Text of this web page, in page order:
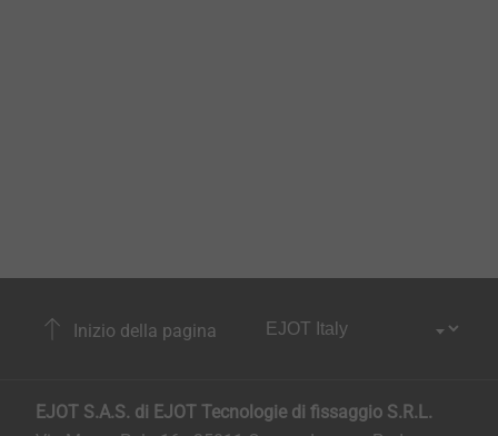
Inizio della pagina
EJOT S.A.S. di EJOT Tecnologie di fissaggio S.R.L.